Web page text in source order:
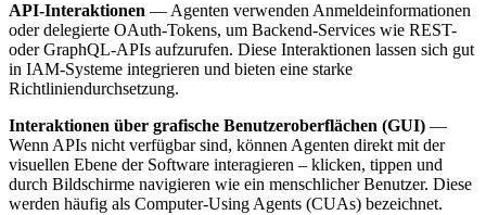
API-Interaktionen — Agenten verwenden Anmeldeinformationen
oder delegierte OAuth-Tokens, um Backend-Services wie REST-
oder GraphQL-APIs aufzurufen. Diese Interaktionen lassen sich gut
in IAM-Systeme integrieren und bieten eine starke
Richtliniendurchsetzung.
Interaktionen über grafische Benutzeroberflächen (GUI) —
Wenn APIs nicht verfügbar sind, können Agenten direkt mit der
visuellen Ebene der Software interagieren – klicken, tippen und
durch Bildschirme navigieren wie ein menschlicher Benutzer. Diese
werden häufig als Computer-Using Agents (CUAs) bezeichnet.